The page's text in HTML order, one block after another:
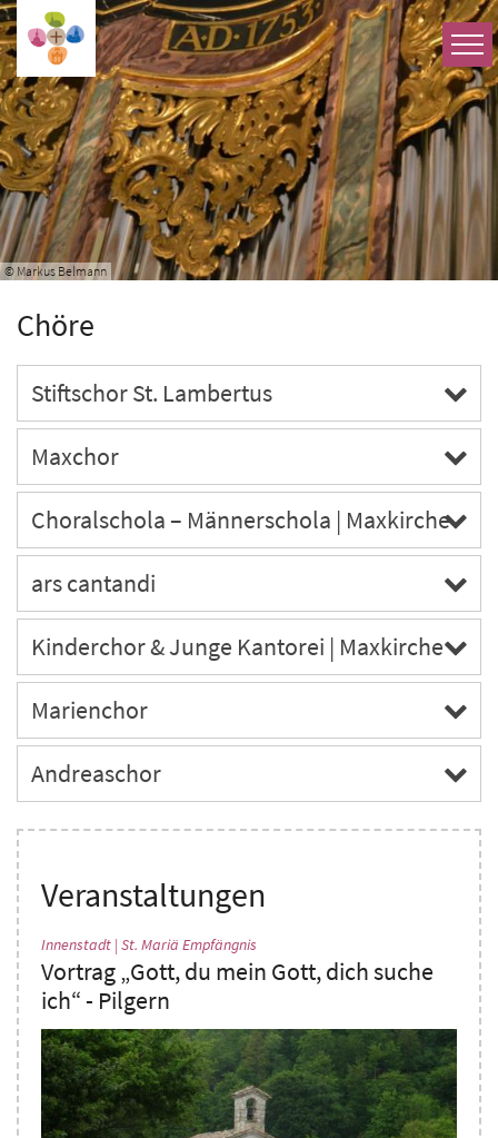
Zum Inhalt springen
© Markus Belmann
Chöre
Stiftschor St. Lambertus
Maxchor
Choralschola – Männerschola | Maxkirche
ars cantandi
Kinderchor & Junge Kantorei | Maxkirche
Marienchor
Andreaschor
Veranstaltungen
Innenstadt | St. Mariä Empfängnis
Vortrag „Gott, du mein Gott, dich suche
ich“ - Pilgern